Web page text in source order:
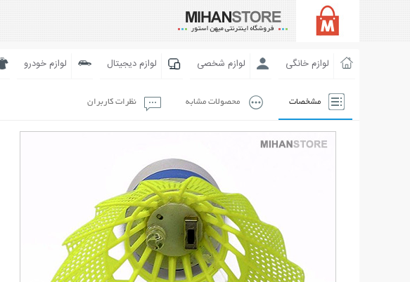
لوازم خانگی لوازم شخصی لوازم دیجیتال لوازم خودرو
مشخصات محصولات مشابه نظرات کاربران